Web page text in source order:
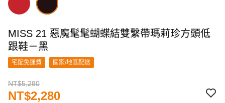
MISS 21 惡魔髦髦蝴蝶結雙繫帶瑪莉珍方頭低
跟鞋－黑
宅配免運費 國家/地區配送
NT$5,280
NT$2,280